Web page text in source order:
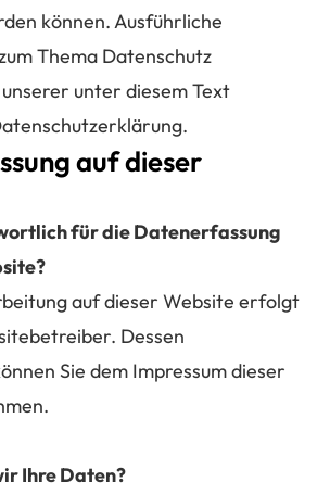
können. Ausführliche
Thema Datenschutz
unter diesem Text
auf dieser
für die Datenerfassung
auf dieser Website erfolgt
Dessen
Sie dem Impressum dieser
Ihre Daten?